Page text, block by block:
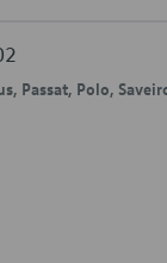
Passat, Polo,